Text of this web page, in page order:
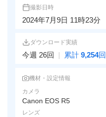
撮影日時
2024年7月9日 11時23分
ダウンロード実績
今週 26回 | 累計 9,254回
機材・設定情報
カメラ
Canon EOS R5
レンズ